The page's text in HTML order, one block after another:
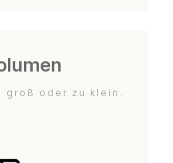
groß oder zu klein.